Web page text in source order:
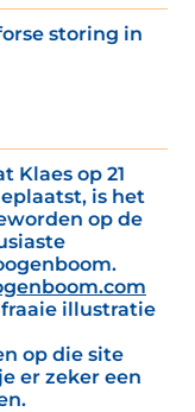
storing in
Klaes op 21
is het
op de
illustratie
op die site
er zeker een